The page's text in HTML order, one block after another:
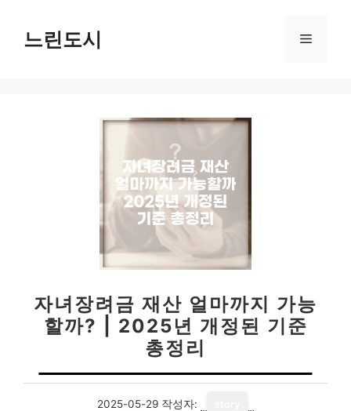
느린도시 메
자녀장려금 재산 얼마까지 가능
할까? | 2025년 개정된 기준
총정리
2025-05-29 작성자: